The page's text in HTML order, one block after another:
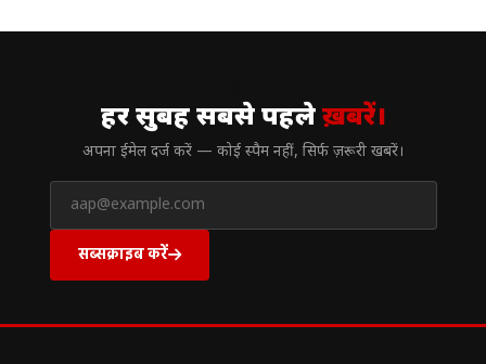
हर सुबह सबसे पहलेख़बरें।
अपना ईमेल दर्ज करें — कोई स्पैम नहीं, सिर्फ ज़रूरी खबरें।
सब्सक्राइब करें